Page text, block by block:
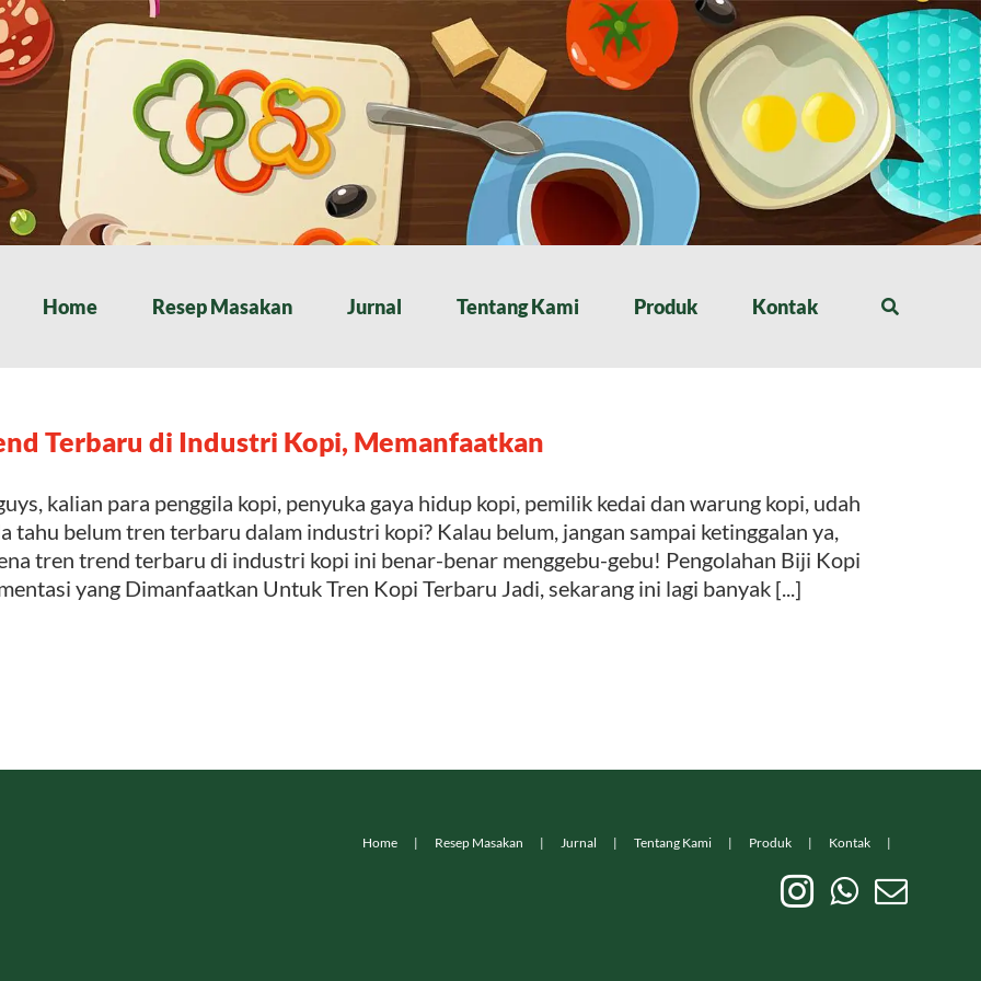
Home Resep Masakan Jurnal Tentang Kami Produk Kontak
Terbaru di Industri Kopi, Memanfaatkan
kalian para penggila kopi, penyuka gaya hidup kopi, pemilik kedai dan warung kopi, udah
tahu belum tren terbaru dalam industri kopi? Kalau belum, jangan sampai ketinggalan ya,
tren trend terbaru di industri kopi ini benar-benar menggebu-gebu! Pengolahan Biji Kopi
yang Dimanfaatkan Untuk Tren Kopi Terbaru Jadi, sekarang ini lagi banyak [...]
Home Resep Masakan Jurnal Tentang Kami Produk Kontak